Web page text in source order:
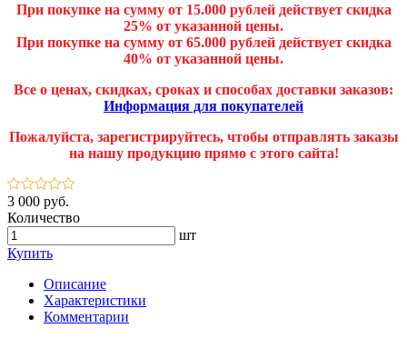
При покупке на сумму от 15.000 рублей действует скидка
25% от указанной цены.
При покупке на сумму от 65.000 рублей действует скидка
40% от указанной цены.
Все о ценах, скидках, сроках и способах доставки заказов:
Информация для покупателей
Пожалуйста, зарегистрируйтесь, чтобы отправлять заказы
на нашу продукцию прямо с этого сайта!
3 000 руб.
Количество
шт
Купить
Описание
Характеристики
Комментарии